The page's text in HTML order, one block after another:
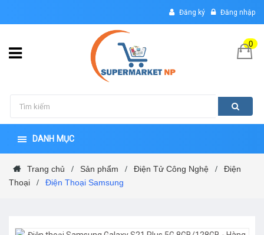
Đăng ký Đăng nhập
0
DANH MỤC
Trang chủ / Sản phẩm / Điện Tử Công Nghệ /
Điện
Thoại
/ Điện Thoại Samsung